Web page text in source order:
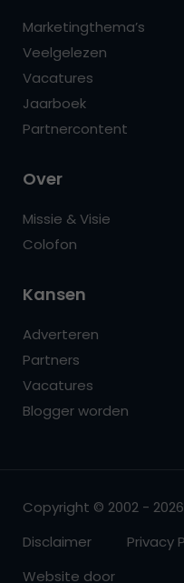
Marketingthema’s
Veelgelezen
Vacatures
Jaarboek
Partnercontent
Over
Missie & Visie
Colofon
Kansen
Adverteren
Partners
Vacatures
Blogger worden
Copyright © 2002 -
Disclaimer
Privacy
Website door